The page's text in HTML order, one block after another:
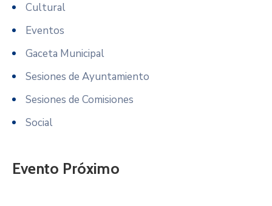
Cultural
Eventos
Gaceta Municipal
Sesiones de Ayuntamiento
Sesiones de Comisiones
Social
Evento Próximo